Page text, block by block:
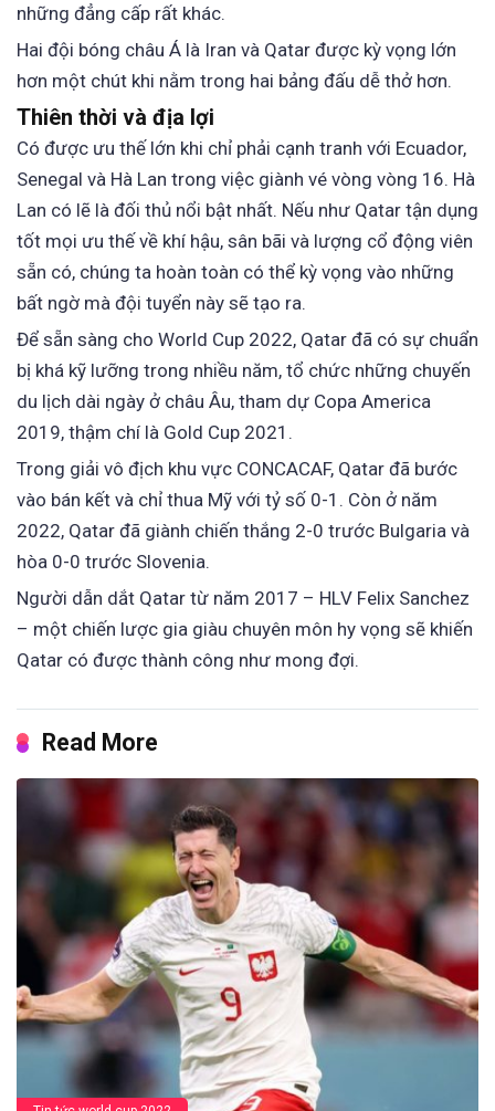
những đẳng cấp rất khác.
Hai đội bóng châu Á là Iran và Qatar được kỳ vọng lớn
hơn một chút khi nằm trong hai bảng đấu dễ thở hơn.
Thiên thời và địa lợi
Có được ưu thế lớn khi chỉ phải cạnh tranh với Ecuador,
Senegal và Hà Lan trong việc giành vé vòng vòng 16. Hà
Lan có lẽ là đối thủ nổi bật nhất. Nếu như Qatar tận dụng
tốt mọi ưu thế về khí hậu, sân bãi và lượng cổ động viên
sẵn có, chúng ta hoàn toàn có thể kỳ vọng vào những
bất ngờ mà đội tuyển này sẽ tạo ra.
Để sẵn sàng cho World Cup 2022, Qatar đã có sự chuẩn
bị khá kỹ lưỡng trong nhiều năm, tổ chức những chuyến
du lịch dài ngày ở châu Âu, tham dự Copa America
2019, thậm chí là Gold Cup 2021.
Trong giải vô địch khu vực CONCACAF, Qatar đã bước
vào bán kết và chỉ thua Mỹ với tỷ số 0-1. Còn ở năm
2022, Qatar đã giành chiến thắng 2-0 trước Bulgaria và
hòa 0-0 trước Slovenia.
Người dẫn dắt Qatar từ năm 2017 – HLV Felix Sanchez
– một chiến lược gia giàu chuyên môn hy vọng sẽ khiến
Qatar có được thành công như mong đợi.
Read More